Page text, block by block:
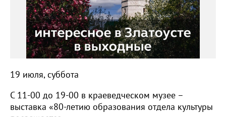
19 июля, суббота
С 11-00 до 19-00 в краеведческом музее –
выставка «80-летию образования отдела культуры